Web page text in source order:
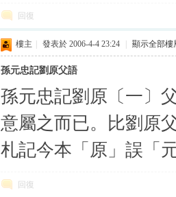
回復
樓主 發表於 2006-4-4 23:24 顯示全部樓
孫元忠記劉原父語
孫元忠記劉原〔一
意屬之而已。比劉原
札記今本「原」誤「
回復